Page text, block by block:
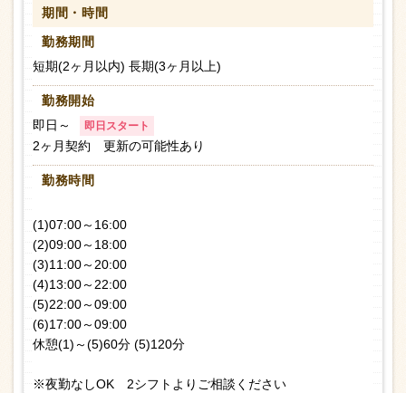
期間・時間
勤務期間
短期(2ヶ月以内) 長期(3ヶ月以上)
勤務開始
即日～
即日スタート
2ヶ月契約 更新の可能性あり
勤務時間
(1)07:00～16:00
(2)09:00～18:00
(3)11:00～20:00
(4)13:00～22:00
(5)22:00～09:00
(6)17:00～09:00
休憩(1)～(5)60分 (5)120分
※夜勤なしOK 2シフトよりご相談ください